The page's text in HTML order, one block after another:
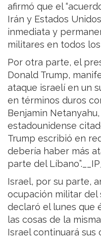
afirmó que el
Irán y Estados
inmediata y
militares en todos
Por otra parte, el
Donald Trump,
ataque israelí en un
en términos duros
Benjamin
estadounidense
Trump escribió en
debería haber más
parte del
Israel, por su parte,
ocupación militar del
declaró el lunes que
las cosas de la
Israel continuará sus